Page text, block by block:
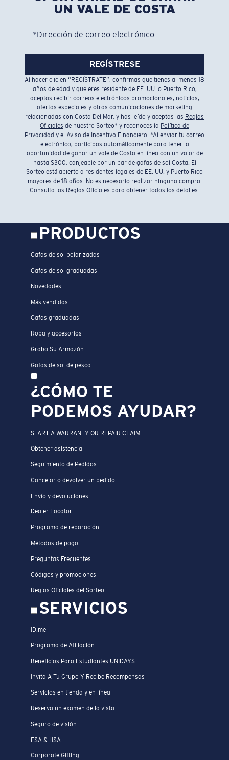
UN VALE DE COSTA
*Dirección de correo electrónico
REGÍSTRESE
Al hacer clic en “REGÍSTRATE”, confirmas que tienes al menos 18
años de edad y que eres residente de EE. UU. o Puerto Rico,
aceptas recibir correos electrónicos promocionales, noticias,
ofertas especiales y otras comunicaciones de marketing
relacionadas con Costa Del Mar, y has leído y aceptas las Reglas
Oficiales de nuestro Sorteo* y reconoces la Política de
Privacidad y el Aviso de Incentivo Financiero. *Al enviar tu correo
electrónico, participas automáticamente para tener la
oportunidad de ganar un vale de Costa en línea con un valor de
hasta $300, canjeable por un par de gafas de sol Costa. El
Sorteo está abierto a residentes legales de EE. UU. y Puerto Rico
mayores de 18 años. No es necesario realizar ninguna compra.
Consulta las Reglas Oficiales para obtener todos los detalles.
PRODUCTOS
Gafas de sol polarizadas
Gafas de sol graduadas
Novedades
Más vendidas
Gafas graduadas
Ropa y accesorios
Graba Su Armazón
Gafas de sol de pesca
¿CÓMO TE
PODEMOS AYUDAR?
START A WARRANTY OR REPAIR CLAIM
Obtener asistencia
Seguimiento de Pedidos
Cancelar o devolver un pedido
Envío y devoluciones
Dealer Locator
Programa de reparación
Métodos de pago
Preguntas Frecuentes
Códigos y promociones
Reglas Oficiales del Sorteo
SERVICIOS
ID.me
Programa de Afiliación
Beneficios Para Estudiantes UNIDAYS
Invita A Tu Grupo Y Recibe Recompensas
Servicios en tienda y en línea
Reserva un examen de la vista
Seguro de visión
FSA & HSA
Corporate Gifting